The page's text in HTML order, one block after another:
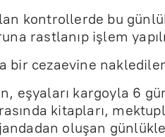
kontrollerde bu
rastlanıp işlem
bir cezaevine
eşyaları kargoyla 6
kitapları,
oluşan